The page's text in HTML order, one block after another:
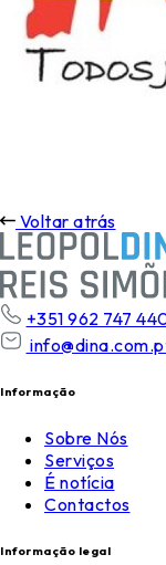
Voltar atrás
+351 962 747
Informação
Sobre Nós
Serviços
É notícia
Contactos
Informação legal